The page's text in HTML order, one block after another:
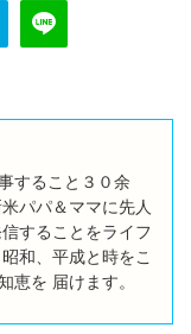
すること３０余
パパ＆ママに先人
することをライフ
和、平成と時をこ
恵を 届けます。